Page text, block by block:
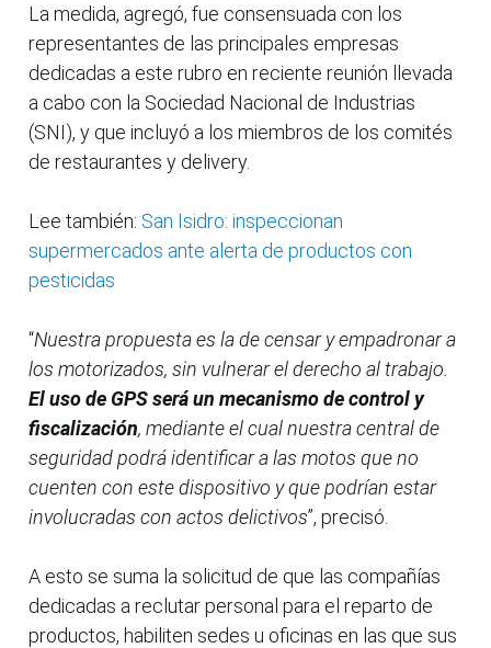
La medida, agregó, fue consensuada con los
representantes de las principales empresas
dedicadas a este rubro en reciente reunión llevada
a cabo con la Sociedad Nacional de Industrias
(SNI), y que incluyó a los miembros de los comités
de restaurantes y delivery.
Lee también: San Isidro: inspeccionan
supermercados ante alerta de productos con
pesticidas
“Nuestra propuesta es la de censar y empadronar a
los motorizados, sin vulnerar el derecho al trabajo.
El uso de GPS será un mecanismo de control y
fiscalización, mediante el cual nuestra central de
seguridad podrá identificar a las motos que no
cuenten con este dispositivo y que podrían estar
involucradas con actos delictivos”, precisó.
A esto se suma la solicitud de que las compañías
dedicadas a reclutar personal para el reparto de
productos, habiliten sedes u oficinas en las que sus